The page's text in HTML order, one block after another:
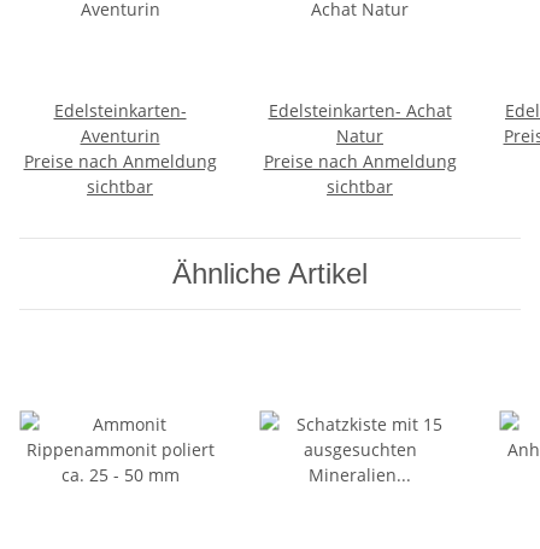
Edelsteinkarten-
Aventurin
Preise nach Anmeldung
sichtbar
Edelsteinkarten- Achat
Natur
Preise nach Anmeldung
sichtbar
Ähnliche Artikel